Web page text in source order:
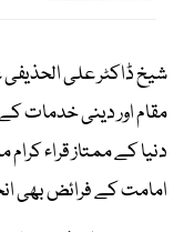
شیخ ڈاکٹر علی
مقام اور دینی خدمات
دنیا کے ممتاز قراء
امامت کے فرائض بھی